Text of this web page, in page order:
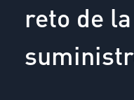
reto de